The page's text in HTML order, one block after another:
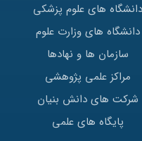
دانشگاه های علوم پزشکی
دانشگاه های وزارت علوم
سازمان ها و نهادها
مراکز علمی پژوهشی
شرکت های دانش بنیان
پایگاه های علمی